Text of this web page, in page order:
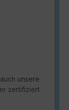
unsere
zertifiziert.